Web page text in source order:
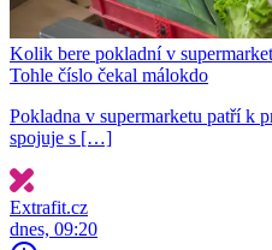
Kolik bere pokladní v
Tohle číslo čekal málokdo
Pokladna v supermarketu patří k
spojuje s […]
Extrafit.cz
dnes, 09:20